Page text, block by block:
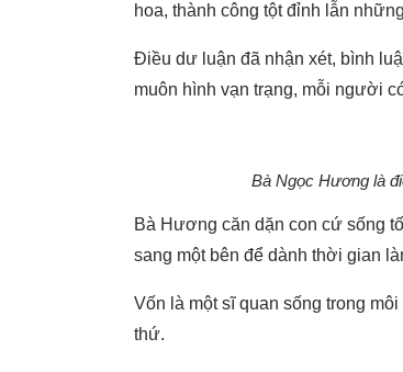
hoa, thành công tột đỉnh lẫn
Điều dư luận đã nhận xét, bình
muôn hình vạn trạng, mỗi người
Bà Ngọc Hương là
Bà Hương căn dặn con cứ sống
sang một bên để dành thời gian
Vốn là một sĩ quan sống trong
thứ.